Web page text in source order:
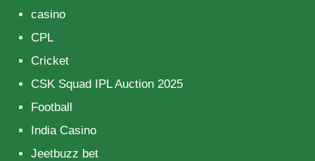
casino
CPL
Cricket
CSK Squad IPL Auction 2025
Football
India Casino
Jeetbuzz bet